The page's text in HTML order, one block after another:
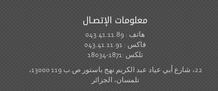
معلومات الإتصـال
هاتف : 043.41.11.89
فاكس : 043.41.11.91
تلكس :1871-18034
22، شارع أبي عياد عبد الكريم نهج باستور ص.ب 119 13000،
تلمسان، الجزائر